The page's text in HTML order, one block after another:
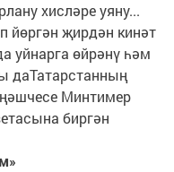
хисләре уяну...
йөргән җирдән кинәт
уйнарга өйрәнү һәм
даТатарстанның
Минтимер
биргән